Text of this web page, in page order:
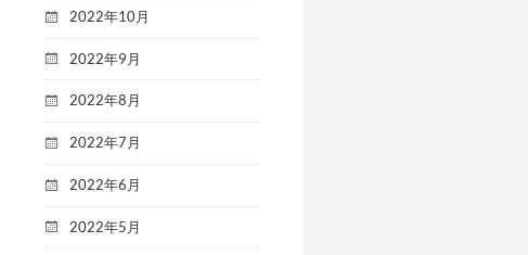
2022年10月
2022年9月
2022年8月
2022年7月
2022年6月
2022年5月